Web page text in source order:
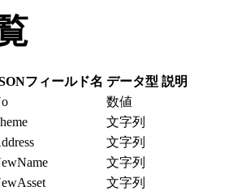
フィールド名 データ型 説明
数値
文字列
文字列
文字列
文字列